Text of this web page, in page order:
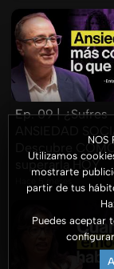
NOS
Utilizamos
mostrarte
partir de tus
Puedes aceptar
Ep. 09 | ¿Sufres
Descubre CÓMO
superarla HOY
Hace 5 meses